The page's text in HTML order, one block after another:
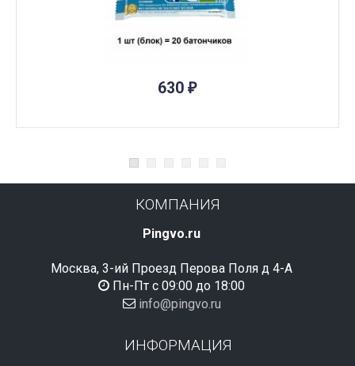
630 ₽
КОМПАНИЯ
Pingvo.ru
Москва, 3-ий Проезд Перова Поля д 4-А
Пн-Пт с 09:00 до 18:00
info@pingvo.ru
ИНФОРМАЦИЯ